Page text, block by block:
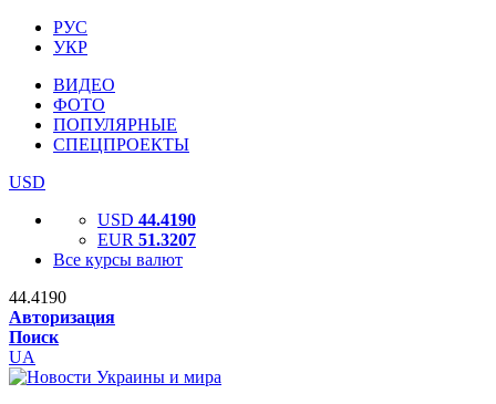
РУС
УКР
ВИДЕО
ФОТО
ПОПУЛЯРНЫЕ
СПЕЦПРОЕКТЫ
USD
USD 44.4190
EUR 51.3207
Все курсы валют
44.4190
Авторизация
Поиск
UA